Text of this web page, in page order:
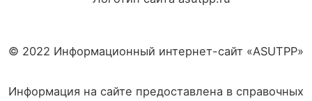
© 2022 Информационный интернет-сайт «ASUTPP»
Информация на сайте предоставлена в справочных